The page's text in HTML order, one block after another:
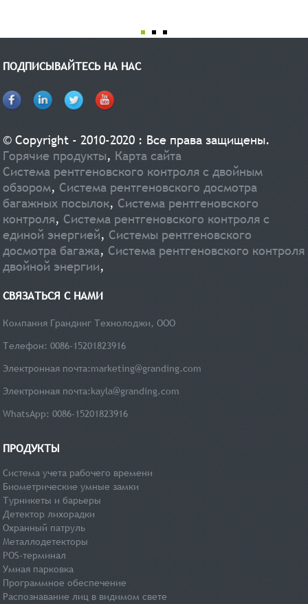
ПОДПИСЫВАЙТЕСЬ НА НАС
© Copyright - 2010-2020 : Все права защищены.
Горячие продукты, Карта сайта
Система рентгеновского контроля с двойным
обзором,Система рентгеновского досмотра
багажных посылок, Система рентгеновского
контроля,Система рентгеновского контроля с
единой энергией,Системы рентгеновского
досмотра багажа, Система рентгеновского контроля
двойной энергии,
СВЯЗАТЬСЯ С НАМИ
Компания Грандинг Технолоджи, ООО
Телефон: 0086-15201823916
Электронная почта:marketing@granding.com
Электронная почта:kayla@granding.com
WhatsApp: 0086-15201823916
ПРОДУКТЫ
Система учета рабочего времени
Биометрические умные замки
Турникеты и барьеры
Детектор лихорадки
Охранный патруль
Металлодетекторы
POS-терминал
Умная парковка
Программное обеспечение
Распознавание лиц в видимом свете